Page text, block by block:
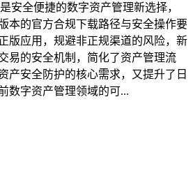
安全便捷的数字资产管理新选择，
本的官方合规下载路径与安全操作要
版应用，规避非正规渠道的风险，新
易的安全机制，简化了资产管理流
产安全防护的核心需求，又提升了日
数字资产管理领域的可...